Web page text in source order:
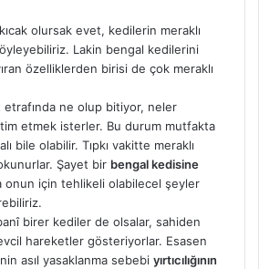
olursak evet, kedilerin meraklı
Lakin bengal kedilerini
özelliklerden birisi de çok meraklı
etrafında ne olup bitiyor, neler
etmek isterler. Bu durum mutfakta
bile olabilir. Tıpkı vakitte meraklı
Şayet bir bengal kedisine
onun için tehlikeli olabilecel şeyler
birer kediler de olsalar, sahiden
hareketler gösteriyorlar. Esasen
asıl yasaklanma sebebi yırtıcılığının